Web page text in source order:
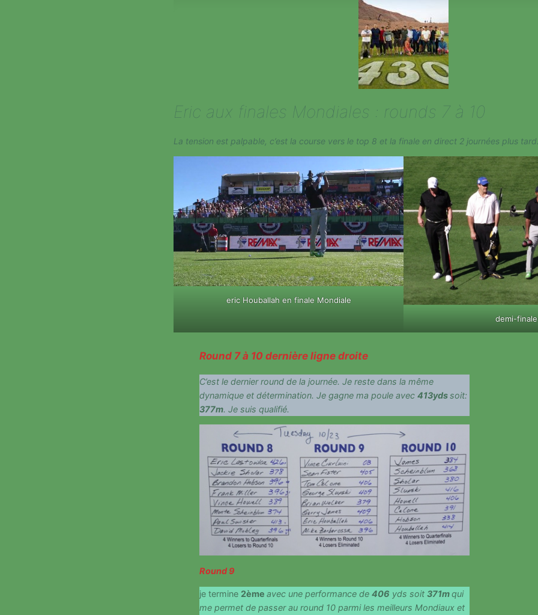
Eric aux finales Mondiales : rounds 7 à 10
La tension est palpable, c’est la course vers le top 8 et la finale en direct 2 journées plus
eric Houballah en finale Mondiale
demi-
Round 7 à 10 dernière ligne droite
C’est le dernier round de la journée. Je reste dans la même
dynamique et détermination. Je gagne ma poule avec 413ydssoit:
377m. Je suis qualifié.
Round 9
je termine 2ème avec une performance de 406 yds soit 371mqui
me permet de passer au round 10 parmi les meilleurs Mondiaux et